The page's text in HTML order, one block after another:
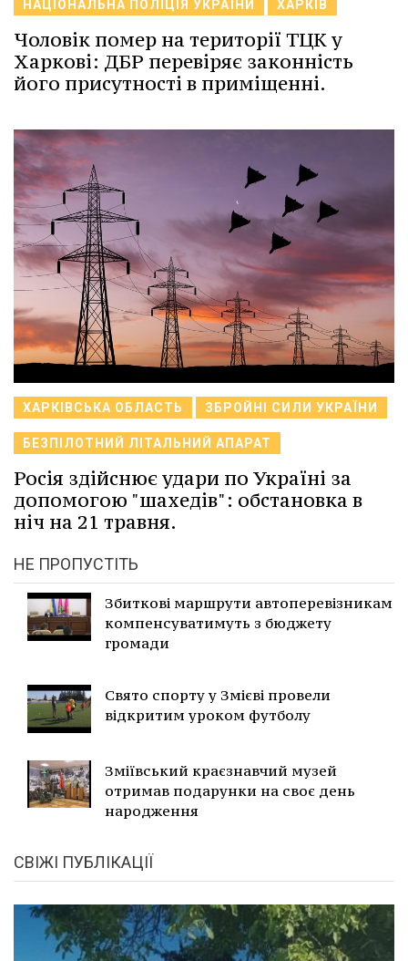
НАЦІОНАЛЬНА ПОЛІЦІЯ УКРАЇНИ ХАРКІВ
Чоловік помер на території ТЦК у
Харкові: ДБР перевіряє законність
його присутності в приміщенні.
ХАРКІВСЬКА ОБЛАСТЬ ЗБРОЙНІ СИЛИ УКРАЇНИ
БЕЗПІЛОТНИЙ ЛІТАЛЬНИЙ АПАРАТ
Росія здійснює удари по Україні за
допомогою "шахедів": обстановка в
ніч на 21 травня.
НЕ ПРОПУСТІТЬ
Збиткові маршрути автоперевізникам
компенсуватимуть з бюджету
громади
Свято спорту у Змієві провели
відкритим уроком футболу
Зміївський краєзнавчий музей
отримав подарунки на своє день
народження
СВІЖІ ПУБЛІКАЦІЇ